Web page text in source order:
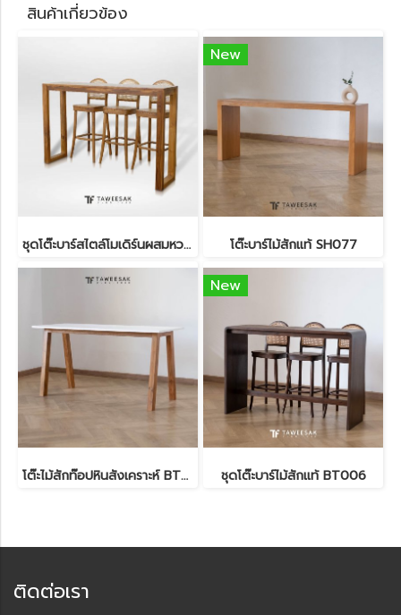
สินค้าเกี่ยวข้อง
ชุดโต๊ะบาร์สไตล์โมเดิร์นผสมหวาย BT002
New
โต๊ะบาร์ไม้สักแท้ SH077
โต๊ะไม้สักท๊อปหินสังเคราะห์ BT003
New
ชุดโต๊ะบาร์ไม้สักแท้ BT006
ติดต่อเรา